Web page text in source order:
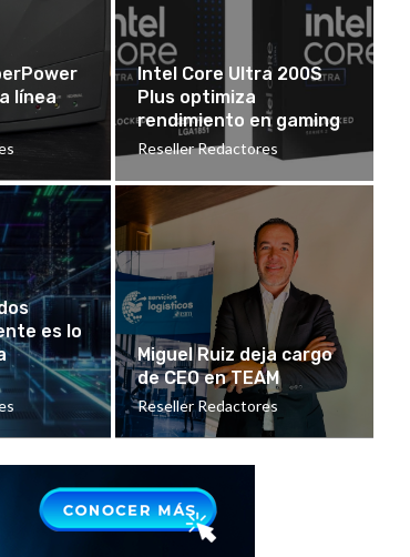
línea
Intel Core Ultra 200S
Plus optimiza
rendimiento en gaming
Reseller Redactores
es lo
Miguel Ruiz deja cargo
de CEO en TEAM
Reseller Redactores